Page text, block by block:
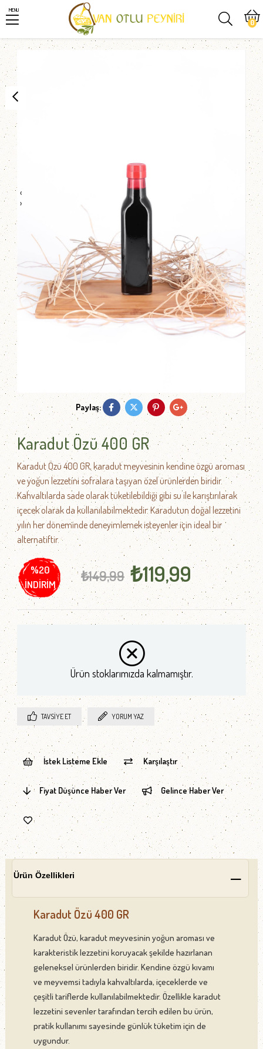
MENU
0
‹
›
Paylaş:
Karadut Özü 400 GR
Karadut Özü 400 GR, karadut meyvesinin kendine özgü aroması
ve yoğun lezzetini sofralara taşıyan özel ürünlerden biridir.
Kahvaltılarda sade olarak tüketilebildiği gibi su ile karıştırılarak
içecek olarak da kullanılabilmektedir. Karadutun doğal lezzetini
yılın her döneminde deneyimlemek isteyenler için ideal bir
alternatiftir.
%20
İNDIRIM
₺149,99 ₺119,99
Ürün stoklarımızda kalmamıştır.
TAVSIYE ET YORUM YAZ
İstek Listeme Ekle Karşılaştır
Fiyat Düşünce Haber Ver Gelince Haber Ver
Ürün Özellikleri
Karadut Özü 400 GR
Karadut Özü, karadut meyvesinin yoğun aroması ve
karakteristik lezzetini koruyacak şekilde hazırlanan
geleneksel ürünlerden biridir. Kendine özgü kıvamı
ve meyvemsi tadıyla kahvaltılarda, içeceklerde ve
çeşitli tariflerde kullanılabilmektedir. Özellikle karadut
lezzetini sevenler tarafından tercih edilen bu ürün,
pratik kullanımı sayesinde günlük tüketim için de
uygundur.